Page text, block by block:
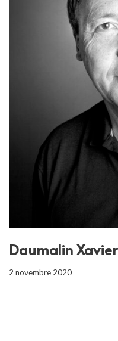
Daumalin Xavier
2 novembre 2020